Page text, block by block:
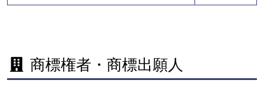
商標権者・商標出願人